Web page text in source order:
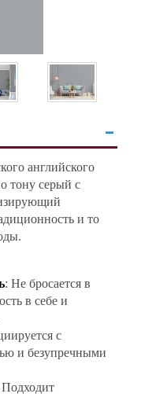
английского
тону серый с
и то
: Не бросается в
в себе и
с
и безупречными
Подходит